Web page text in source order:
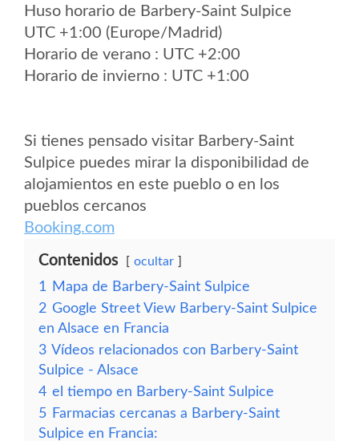
Huso horario de Barbery-Saint Sulpice
UTC +1:00 (Europe/Madrid)
Horario de verano : UTC +2:00
Horario de invierno : UTC +1:00
Si tienes pensado visitar Barbery-Saint
Sulpice puedes mirar la disponibilidad de
alojamientos en este pueblo o en los
pueblos cercanos
Booking.com
Contenidos ocultar
1
Mapa de Barbery-Saint Sulpice
2 Google Street View Barbery-Saint Sulpice
en Alsace en Francia
3 Vídeos relacionados con Barbery-Saint
Sulpice - Alsace
4 el tiempo en Barbery-Saint Sulpice
5 Farmacias cercanas a Barbery-Saint
Sulpice en Francia: